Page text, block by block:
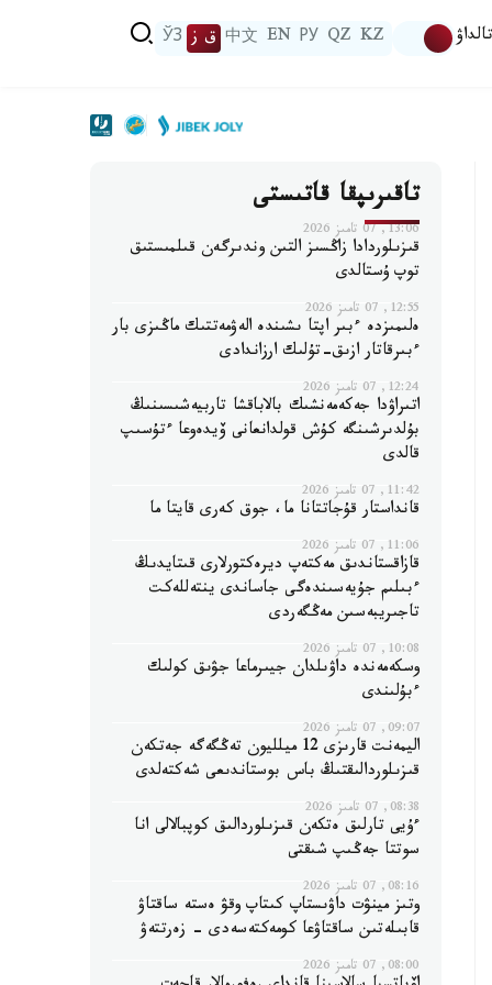
تالداۋ KZ
QZ
РУ
EN
中文 ق ز ЎЗ
تاقىرىپقا قاتىستى
13:06, 07 تامىز 2026
قىزىلوردادا زاڭسىز التىن وندىرگەن قىلمىستىق
توپ ۇستالدى
12:55, 07 تامىز 2026
ەلىمىزدە ءبىر اپتا ىشىندە الەۋمەتتىك ماڭىزى بار
ءبىرقاتار ازىق-تۇلىك ارزاندادى
12:24, 07 تامىز 2026
اتىراۋدا جەكەمەنشىك بالاباقشا تاربيەشىسىنىڭ
بۇلدىرشىنگە كۇش قولدانعانى ۆيدەوعا ءتۇسىپ
قالدى
11:42, 07 تامىز 2026
قانداستار قۇجاتتانا ما، جوق كەرى قايتا ما
11:06, 07 تامىز 2026
قازاقستاندىق مەكتەپ ديرەكتورلارى قىتايدىڭ
ءبىلىم جۇيەسىندەگى جاساندى ينتەللەكت
تاجىريبەسىن مەڭگەردى
10:08, 07 تامىز 2026
وسكەمەندە داۋىلدان جيىرماعا جۋىق كولىك
ءبۇلىندى
09:07, 07 تامىز 2026
اليمەنت قارىزى 12 ميلليون تەڭگەگە جەتكەن
قىزىلوردالىقتىڭ باس بوستاندىعى شەكتەلدى
08:38, 07 تامىز 2026
ءۇيى تارلىق ەتكەن قىزىلوردالىق كوپبالالى انا
سوتتا جەڭىپ شىقتى
08:16, 07 تامىز 2026
وتىز مينۋت داۋىستاپ كىتاپ وقۋ ەستە ساقتاۋ
قابىلەتىن ساقتاۋعا كومەكتەسەدى - زەرتتەۋ
08:00, 07 تامىز 2026